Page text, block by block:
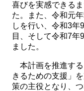
喜びを実感できる
た。また、令和元
しを行い、令和3年
目、そして令和7年
ました。
本計画を推進する
きるための支援」
策の主役となり、